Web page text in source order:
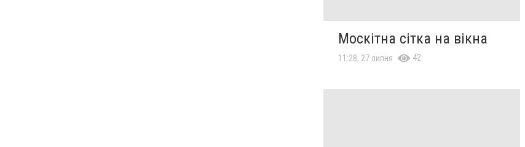
Москітна сітка на вікна
11:28, 27 липня 42